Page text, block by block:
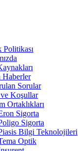
Haberler
Sorular
Koşullar
Ortaklıkları
Sigorta
Sigorta
Bilgi Teknolojileri
Optik